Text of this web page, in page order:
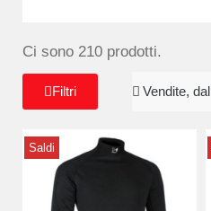
Ci sono 210 prodotti.
Filtri
Saldi